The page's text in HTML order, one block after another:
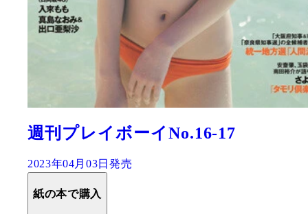
週刊プレイボーイNo.16-17
2023年04月03日発売
紙の本で購入